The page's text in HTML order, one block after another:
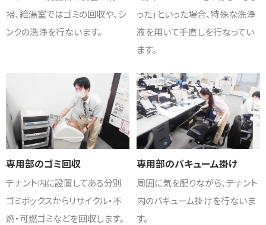
掃、給湯室ではゴミの回収や、シ
ンクの洗浄を行ないます。
った」といった場合、特殊な洗浄
液を用いて手直しを行なってい
ます。
専用部のゴミ回収
テナント内に設置してある分別
ゴミボックスからリサイクル・不
燃・可燃ゴミなどを回収します。
専用部のバキューム掛け
周囲に気を配りながら、テナント
内のバキューム掛けを行ないま
す。